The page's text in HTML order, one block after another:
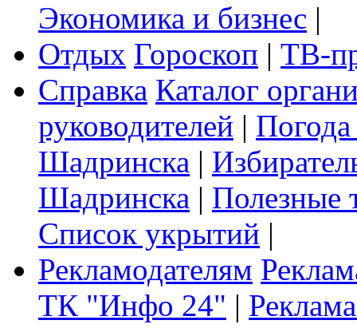
Экономика и бизнес |
Отдых Гороскоп | ТВ-
Справка Каталог
руководителей |
Шадринска |
Шадринска | Полезные
Список укрытий |
Рекламодателям
ТК "Инфо 24" |